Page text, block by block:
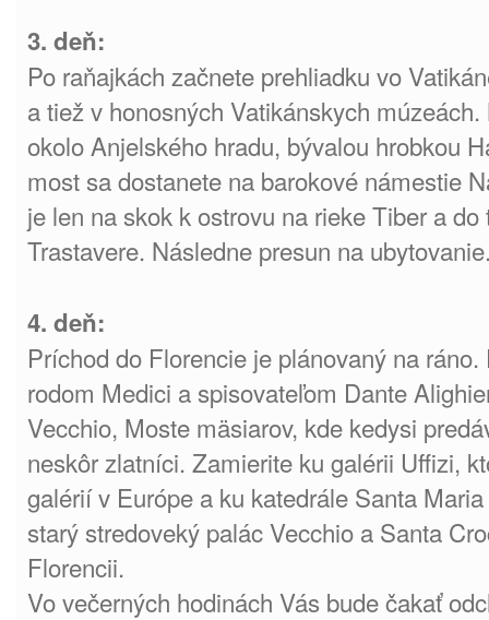
3. deň:
Po raňajkách začnete prehliadku vo
a tiež v honosných Vatikánskych
okolo Anjelského hradu, bývalou hrobkou
most sa dostanete na barokové námestie
je len na skok k ostrovu na rieke Tiber a
Trastavere. Následne presun na
4. deň:
Príchod do Florencie je plánovaný na
rodom Medici a spisovateľom Dante
Vecchio, Moste mäsiarov, kde kedysi
neskôr zlatníci. Zamierite ku galérii Uffizi,
galérií v Európe a ku katedrále Santa
starý stredoveký palác Vecchio a Santa
Florencii.
Vo večerných hodinách Vás bude čakať